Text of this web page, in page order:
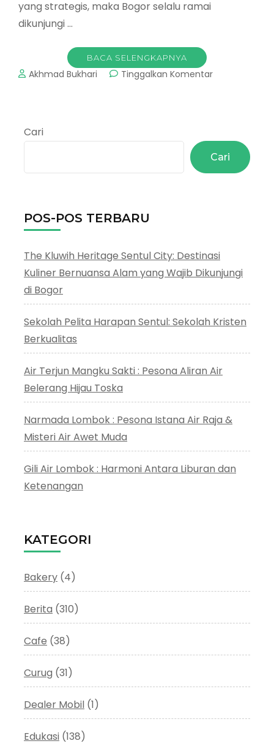
yang strategis, maka Bogor selalu ramai
dikunjungi …
BACA SELENGKAPNYA
Akhmad Bukhari Tinggalkan Komentarpada
Resort
&
Golf
Cari
Cari
POS-POS TERBARU
The Kluwih Heritage Sentul City: Destinasi
Kuliner Bernuansa Alam yang Wajib Dikunjungi
di Bogor
Sekolah Pelita Harapan Sentul: Sekolah Kristen
Berkualitas
Air Terjun Mangku Sakti : Pesona Aliran Air
Belerang Hijau Toska
Narmada Lombok : Pesona Istana Air Raja &
Misteri Air Awet Muda
Gili Air Lombok : Harmoni Antara Liburan dan
Ketenangan
KATEGORI
Bakery (4)
Berita (310)
Cafe (38)
Curug (31)
Dealer Mobil (1)
Edukasi (138)